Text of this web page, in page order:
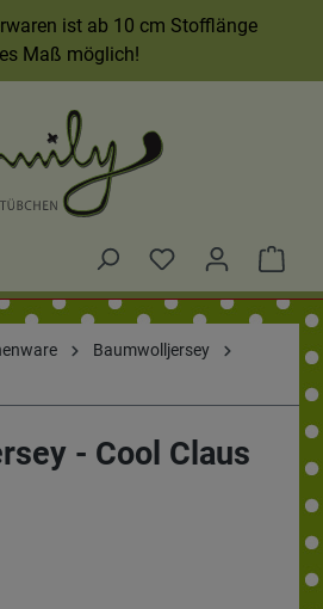
ist ab 10 cm Stofflänge
Maß möglich!
Baumwolljersey
- Cool Claus